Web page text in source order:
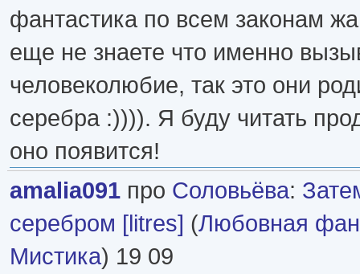
фантастика по всем законам
еще не знаете что именно
человеколюбие, так это они
серебра :)))). Я буду читать
оно появится!
amalia091 про Соловьёва:
серебром [litres] (Любовная
Мистика) 19 09